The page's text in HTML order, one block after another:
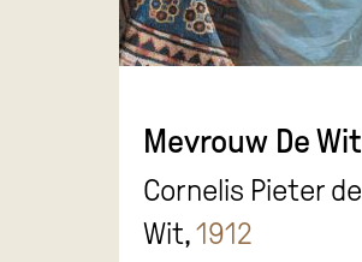
Mevrouw De Wit
Cornelis Pieter de
Wit,1912